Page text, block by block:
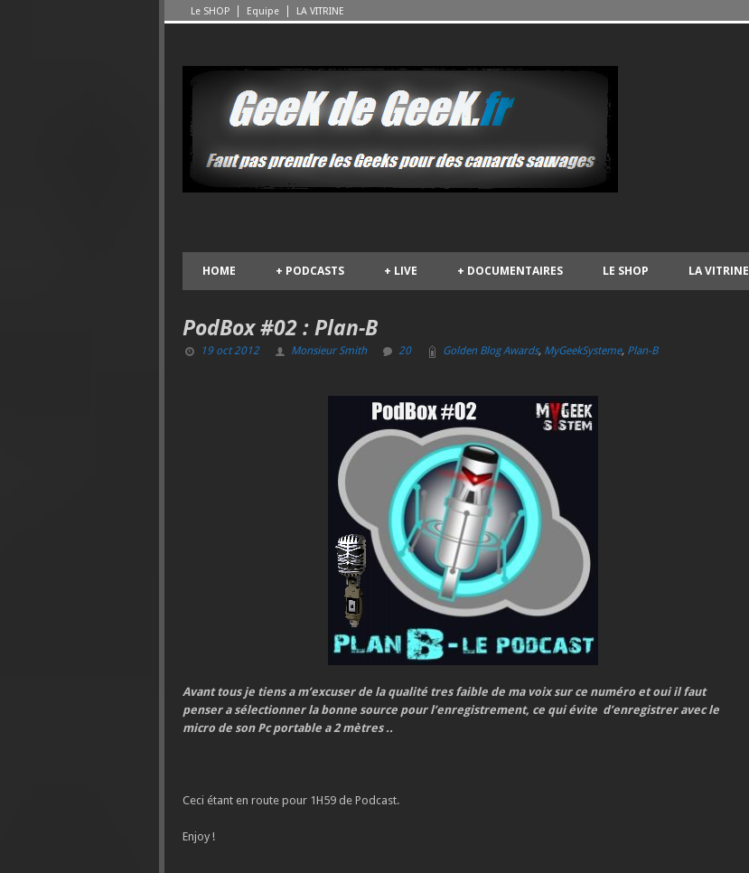
Le SHOP Equipe LA VITRINE
HOME PODCASTS
+ LIVE
+ DOCUMENTAIRES
+ LE SHOP LA VITRINE
PodBox #02 : Plan-B
19 oct 2012 Monsieur Smith 20 Golden Blog Awards, MyGeekSysteme, Plan-B
Avant tous je tiens a m’excuser de la qualité tres faible de ma voix sur ce numéro et oui il faut
penser a sélectionner la bonne source pour l’enregistrement, ce qui évite d’enregistrer avec le
micro de son Pc portable a 2 mètres ..
Ceci étant en route pour 1H59 de Podcast.
Enjoy !